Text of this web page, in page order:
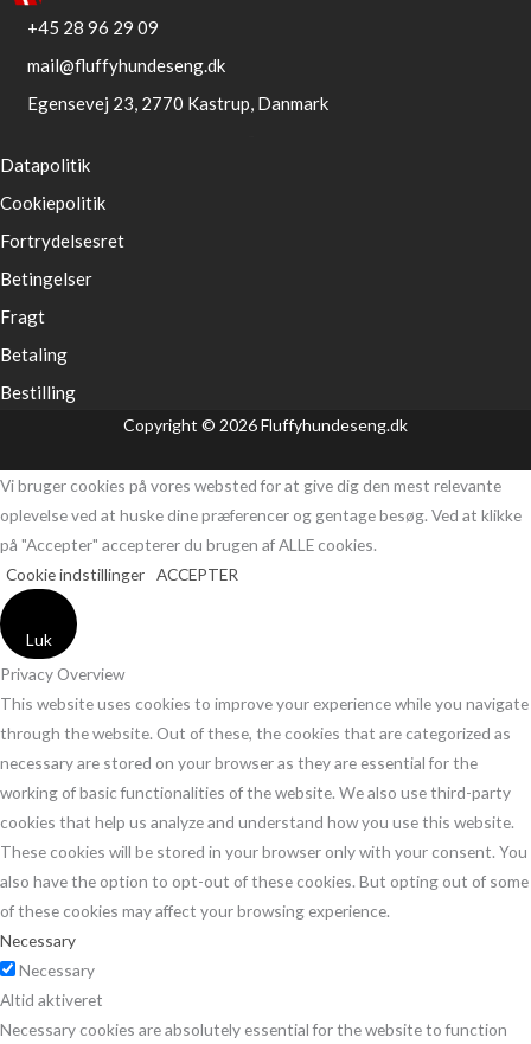
+45 28 96 29 09
mail@fluffyhundeseng.dk
Egensevej 23, 2770 Kastrup, Danmark
Datapolitik
Cookiepolitik
Fortrydelsesret
Betingelser
Fragt
Betaling
Bestilling
Copyright © 2026 Fluffyhundeseng.dk
Vi bruger cookies på vores websted for at give dig den mest relevante
oplevelse ved at huske dine præferencer og gentage besøg. Ved at klikke
på "Accepter" accepterer du brugen af ​​ALLE cookies.
Cookie indstillinger ACCEPTER
Luk
Privacy Overview
This website uses cookies to improve your experience while you navigate
through the website. Out of these, the cookies that are categorized as
necessary are stored on your browser as they are essential for the
working of basic functionalities of the website. We also use third-party
cookies that help us analyze and understand how you use this website.
These cookies will be stored in your browser only with your consent. You
also have the option to opt-out of these cookies. But opting out of some
of these cookies may affect your browsing experience.
Necessary
Necessary
Altid aktiveret
Necessary cookies are absolutely essential for the website to function